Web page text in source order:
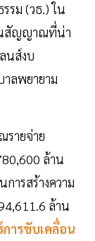
รม (วธ.) ใน
นสัญญาณที่น่า
นส์งบ
ลพยายาม
รายจ่าย
ล้าน
ารสร้างความ
ล้าน
ารขับเคลื่อน